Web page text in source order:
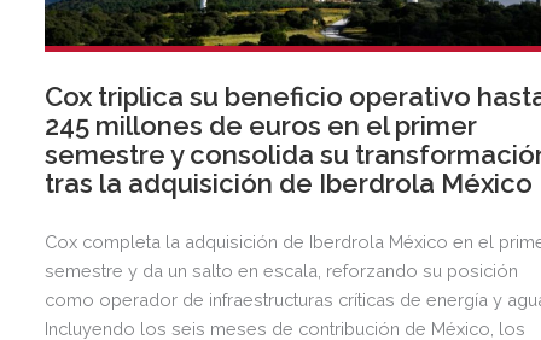
Cox triplica su beneficio operativo
245 millones de euros en el primer
semestre y consolida su
tras la adquisición de Iberdrola México
Cox completa la adquisición de Iberdrola México en el
semestre y da un salto en escala, reforzando su posición
como operador de infraestructuras críticas de energía y
Incluyendo los seis meses de contribución de México, los